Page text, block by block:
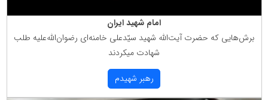
امام شهید ایران
برش‌هایی كه حضرت آیت‌الله شهید سیّدعلی خامنه‌ای رضوان‌الله‌علیه طلب
شهادت میكردند
رهبر شهیدم